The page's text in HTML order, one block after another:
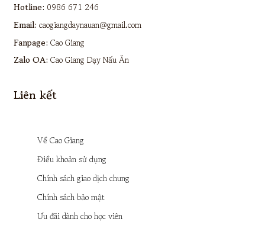
Liên kết
Về Cao Giang
Điều khoản sử dụng
Chính sách giao dịch chung
Chính sách bảo mật
Ưu đãi dành cho học viên
Email: caogiangdaynauan@gmail.com
Hotline: 0986 671 246
Zalo OA: Cao Giang Dạy Nấu Ăn
Fanpage: Cao Giang